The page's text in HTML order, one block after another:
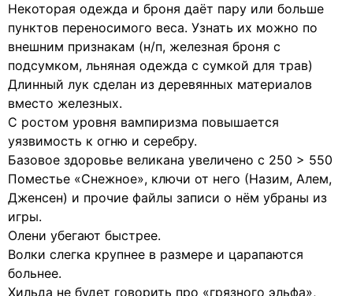
Некоторая одежда и броня даёт пару или больше
пунктов переносимого веса. Узнать их можно по
внешним признакам (н/п, железная броня с
подсумком, льняная одежда с сумкой для трав)
Длинный лук сделан из деревянных материалов
вместо железных.
С ростом уровня вампиризма повышается
уязвимость к огню и серебру.
Базовое здоровье великана увеличено с 250 > 550
Поместье «Снежное», ключи от него (Назим, Алем,
Дженсен) и прочие файлы записи о нём убраны из
игры.
Олени убегают быстрее.
Волки слегка крупнее в размере и царапаются
больнее.
Хильда не будет говорить про «грязного эльфа»,